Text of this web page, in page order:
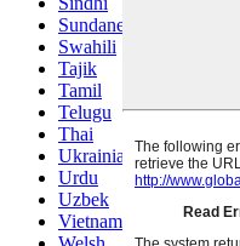
Sundanese
Swahili
Tajik
Tamil
Telugu
Thai
Ukrainian
Urdu
Uzbek
Vietnamese